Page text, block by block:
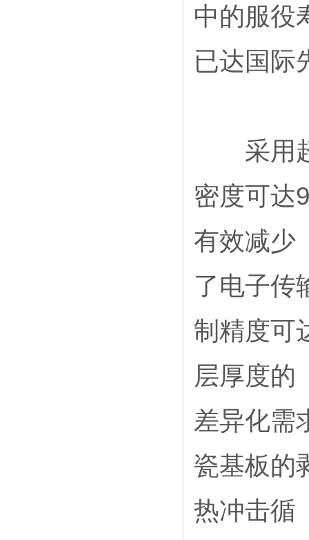
中的服役
已达国际
采用超
密度可达
有效减少
了电子传
制精度可
层厚度的
差异化需
瓷基板的
热冲击循